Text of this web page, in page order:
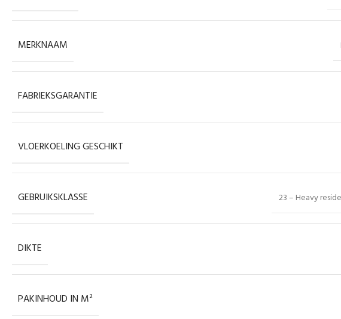
MERKNAAM
FABRIEKSGARANTIE
VLOERKOELING GESCHIKT
GEBRUIKSKLASSE 23 – Heavy
DIKTE
PAKINHOUD IN M²